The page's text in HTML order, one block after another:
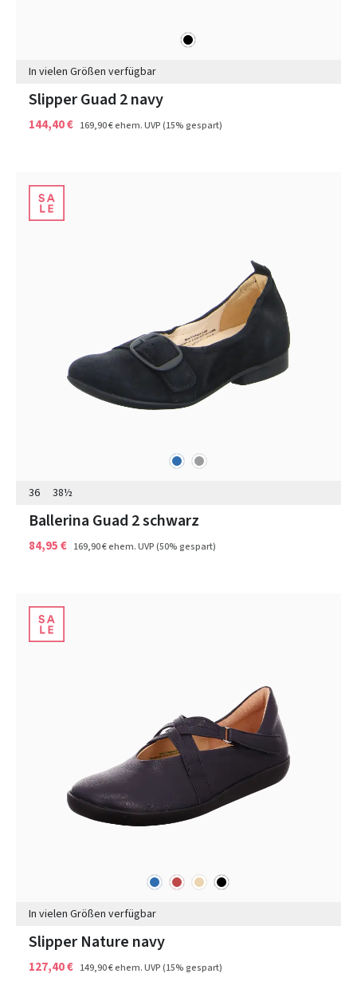
schwarz
In vielen Größen verfügbar
Slipper Guad 2 navy
144,40 € 169,90 €ehem. UVP(15% gespart)
blau grau
36 38½
Ballerina Guad 2 schwarz
84,95 € 169,90 €ehem. UVP(50% gespart)
blau rot beigeschwarz
In vielen Größen verfügbar
Slipper Nature navy
127,40 € 149,90 €ehem. UVP(15% gespart)